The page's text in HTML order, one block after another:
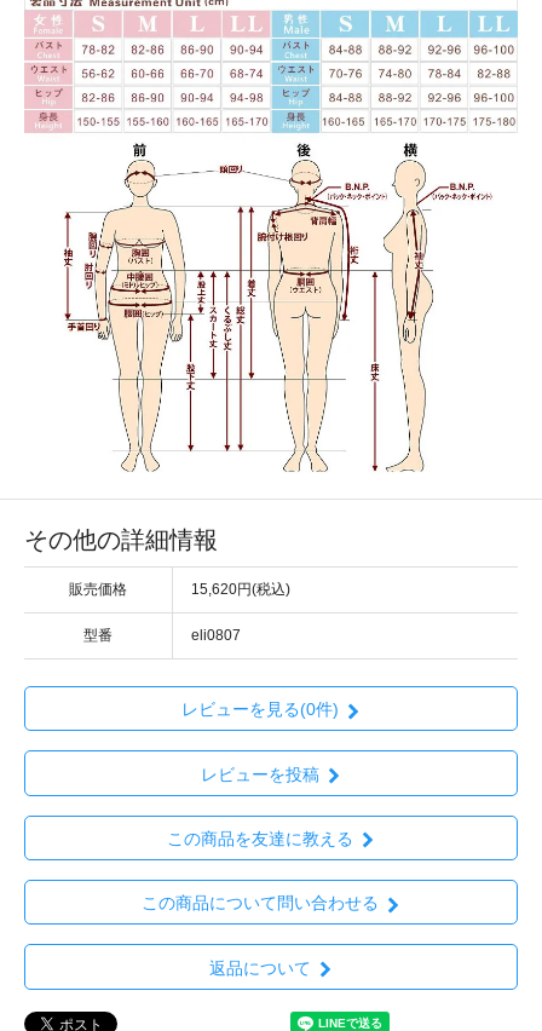
その他の詳細情報
販売価格 15,620円(税込)
型番 eli0807
レビューを見る(0件)
レビューを投稿
この商品を友達に教える
この商品について問い合わせる
返品について